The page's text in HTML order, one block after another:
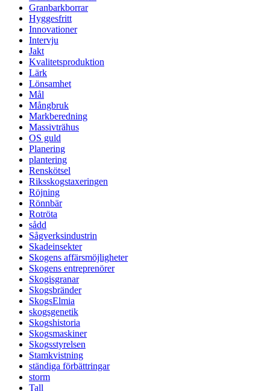
Granbarkborrar
Hyggesfritt
Innovationer
Intervju
Jakt
Kvalitetsproduktion
Lärk
Lönsamhet
Mål
Mångbruk
Markberedning
Massivträhus
OS guld
Planering
plantering
Renskötsel
Riksskogstaxeringen
Röjning
Rönnbär
Rotröta
sådd
Sågverksindustrin
Skadeinsekter
Skogens affärsmöjligheter
Skogens entreprenörer
Skogisgranar
Skogsbränder
SkogsElmia
skogsgenetik
Skogshistoria
Skogsmaskiner
Skogsstyrelsen
Stamkvistning
ständiga förbättringar
storm
Tall